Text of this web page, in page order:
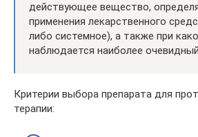
действующее вещество,
применения лекарственного
либо системное), а также при
наблюдается наиболее
Критерии выбора препарата для
терапии: